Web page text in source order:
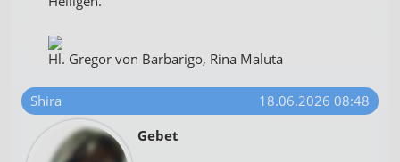
Hl. Gregor von Barbarigo, Rina Maluta
Shira
18.06.2026 08:48
Gebet